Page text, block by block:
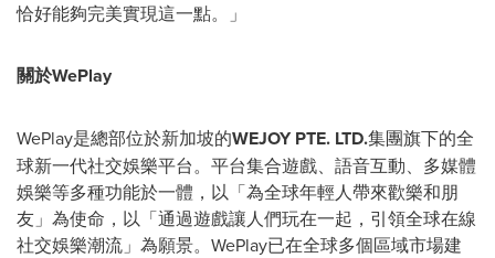
恰好能夠完美實現這一點。」
關於WePlay
WePlay是總部位於新加坡的WEJOY PTE. LTD.集團旗下的全
球新一代社交娛樂平台。平台集合遊戲、語音互動、多媒體
娛樂等多種功能於一體，以「為全球年輕人帶來歡樂和朋
友」為使命，以「通過遊戲讓人們玩在一起，引領全球在線
社交娛樂潮流」為願景。WePlay已在全球多個區域市場建